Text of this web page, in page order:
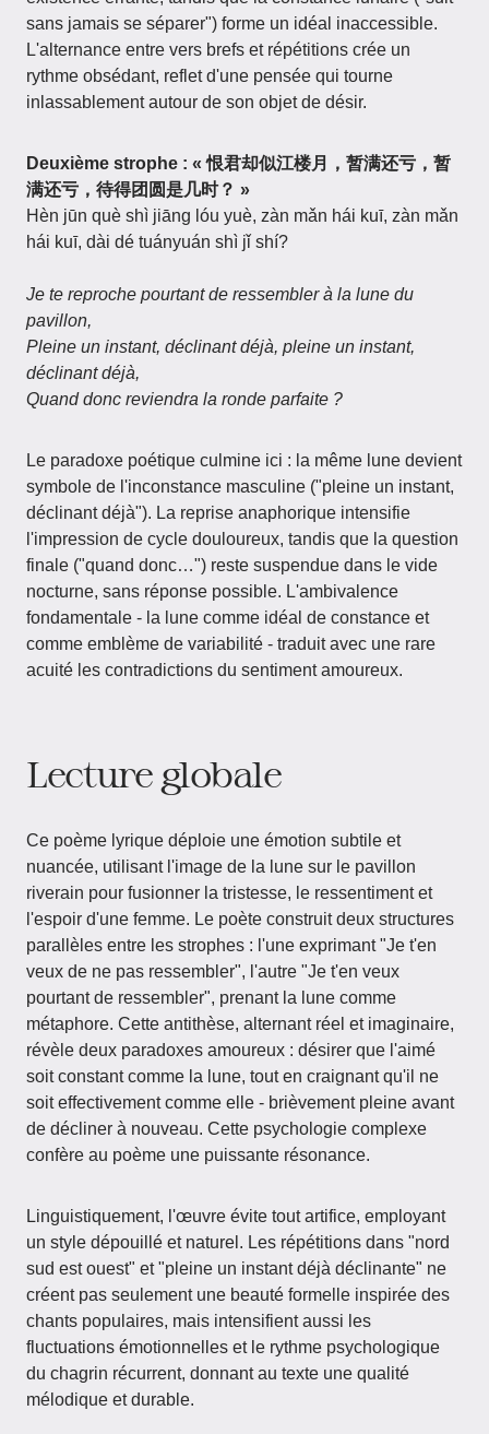
sans jamais se séparer") forme un idéal inaccessible.
L'alternance entre vers brefs et répétitions crée un
rythme obsédant, reflet d'une pensée qui tourne
inlassablement autour de son objet de désir.
Deuxième strophe : « 恨君却似江楼月，暂满还亏，暂
满还亏，待得团圆是几时？ »
Hèn jūn què shì jiāng lóu yuè, zàn mǎn hái kuī, zàn mǎn
hái kuī, dài dé tuányuán shì jǐ shí?
Je te reproche pourtant de ressembler à la lune du
pavillon,
Pleine un instant, déclinant déjà, pleine un instant,
déclinant déjà,
Quand donc reviendra la ronde parfaite ?
Le paradoxe poétique culmine ici : la même lune devient
symbole de l'inconstance masculine ("pleine un instant,
déclinant déjà"). La reprise anaphorique intensifie
l'impression de cycle douloureux, tandis que la question
finale ("quand donc…") reste suspendue dans le vide
nocturne, sans réponse possible. L'ambivalence
fondamentale - la lune comme idéal de constance et
comme emblème de variabilité - traduit avec une rare
acuité les contradictions du sentiment amoureux.
Lecture globale
Ce poème lyrique déploie une émotion subtile et
nuancée, utilisant l'image de la lune sur le pavillon
riverain pour fusionner la tristesse, le ressentiment et
l'espoir d'une femme. Le poète construit deux structures
parallèles entre les strophes : l'une exprimant "Je t'en
veux de ne pas ressembler", l'autre "Je t'en veux
pourtant de ressembler", prenant la lune comme
métaphore. Cette antithèse, alternant réel et imaginaire,
révèle deux paradoxes amoureux : désirer que l'aimé
soit constant comme la lune, tout en craignant qu'il ne
soit effectivement comme elle - brièvement pleine avant
de décliner à nouveau. Cette psychologie complexe
confère au poème une puissante résonance.
Linguistiquement, l'œuvre évite tout artifice, employant
un style dépouillé et naturel. Les répétitions dans "nord
sud est ouest" et "pleine un instant déjà déclinante" ne
créent pas seulement une beauté formelle inspirée des
chants populaires, mais intensifient aussi les
fluctuations émotionnelles et le rythme psychologique
du chagrin récurrent, donnant au texte une qualité
mélodique et durable.